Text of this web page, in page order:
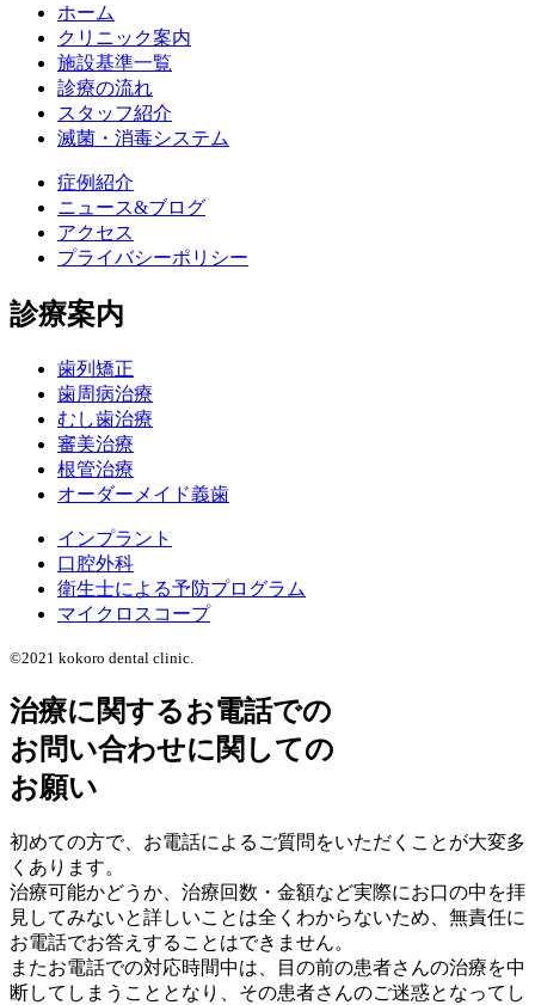
ホーム
クリニック案内
施設基準一覧
診療の流れ
スタッフ紹介
滅菌・消毒システム
症例紹介
ニュース&ブログ
アクセス
プライバシーポリシー
診療案内
歯列矯正
歯周病治療
むし歯治療
審美治療
根管治療
オーダーメイド義歯
インプラント
口腔外科
衛生士による予防プログラム
マイクロスコープ
©2021 kokoro dental clinic.
治療に関するお電話での
お問い合わせに関しての
お願い
初めての方で、お電話によるご質問をいただくことが大変多
くあります。
治療可能かどうか、治療回数・金額など実際にお口の中を拝
見してみないと詳しいことは全くわからないため、無責任に
お電話でお答えすることはできません。
またお電話での対応時間中は、目の前の患者さんの治療を中
断してしまうこととなり、その患者さんのご迷惑となってし